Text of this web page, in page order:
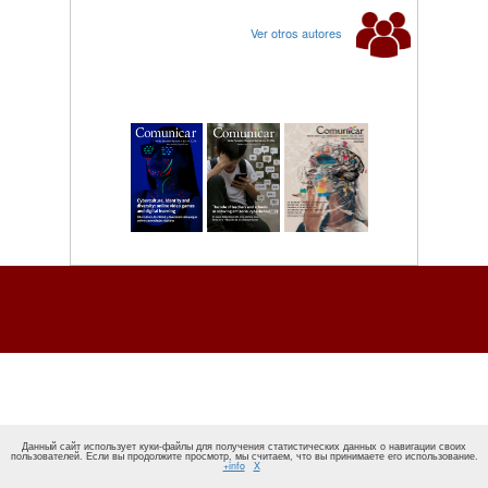
Ver otros autores
Данный сайт использует куки-файлы для получения статистических данных о навигации своих
пользователей. Если вы продолжите просмотр, мы считаем, что вы принимаете его использование.
+info X